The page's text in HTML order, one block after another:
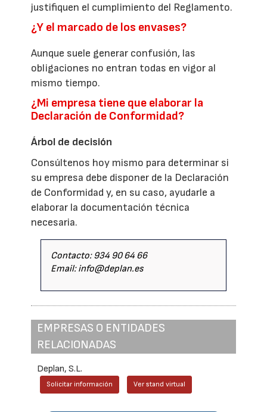
justifiquen el cumplimiento del Reglamento.
¿Y el marcado de los envases?
Aunque suele generar confusión, las
obligaciones no entran todas en vigor al
mismo tiempo.
¿Mi empresa tiene que elaborar la
Declaración de Conformidad?
Árbol de decisión
Consúltenos hoy mismo para determinar si
su empresa debe disponer de la Declaración
de Conformidad y, en su caso, ayudarle a
elaborar la documentación técnica
necesaria.
Contacto: 934 90 64 66
Email: info@deplan.es
EMPRESAS O ENTIDADES
RELACIONADAS
Deplan, S.L.
Solicitar información Ver stand virtual